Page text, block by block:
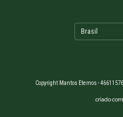
Copyright Mantos Eternos -